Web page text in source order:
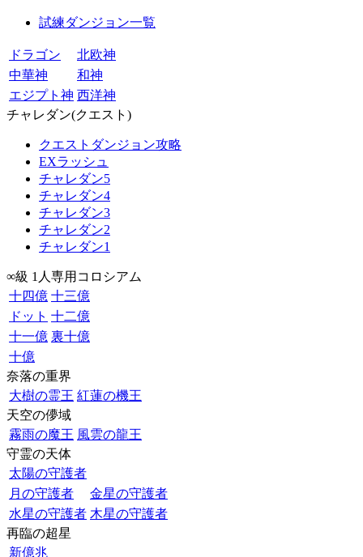
試練ダンジョン一覧
ドラゴン
北欧神
中華神
和神
エジプト神 西洋神
チャレダン(クエスト)
クエストダンジョン攻略
EXラッシュ
チャレダン5
チャレダン4
チャレダン3
チャレダン2
チャレダン1
∞級 1人専用コロシアム
十四億 十三億
ドット 十二億
十一億 裏十億
十億
奈落の重界
大樹の霊王 紅蓮の機王
天空の儚域
霧雨の魔王 風雲の龍王
守霊の天体
太陽の守護者
月の守護者
金星の守護者
水星の守護者 木星の守護者
再臨の超星
新億兆